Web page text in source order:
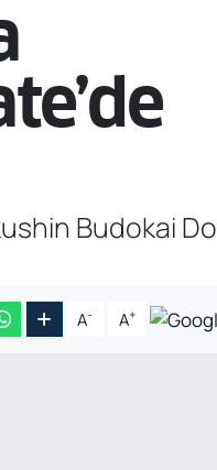
Budokai Do
A- A+